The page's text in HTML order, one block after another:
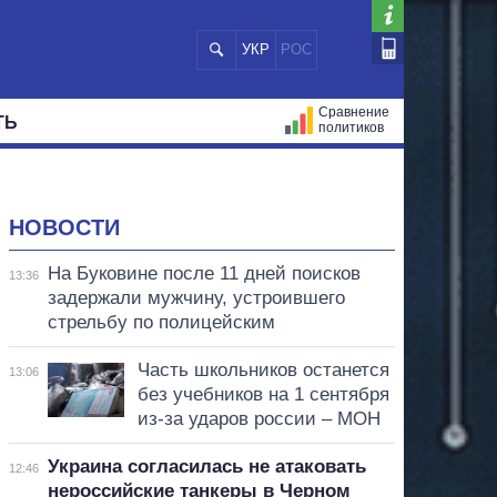
УКР РОС
Сравнение
политиков
НОВОСТИ
13:36
На Буковине после 11 дней поисков
задержали мужчину, устроившего
стрельбу по полицейским
13:06
Часть школьников останется
без учебников на 1 сентября
из-за ударов россии – МОН
12:46
Украина согласилась не атаковать
нероссийские танкеры в Черном